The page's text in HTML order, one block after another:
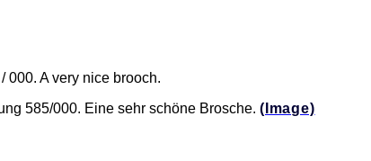
000. A very nice brooch.
585/000. Eine sehr schöne Brosche. (Image)